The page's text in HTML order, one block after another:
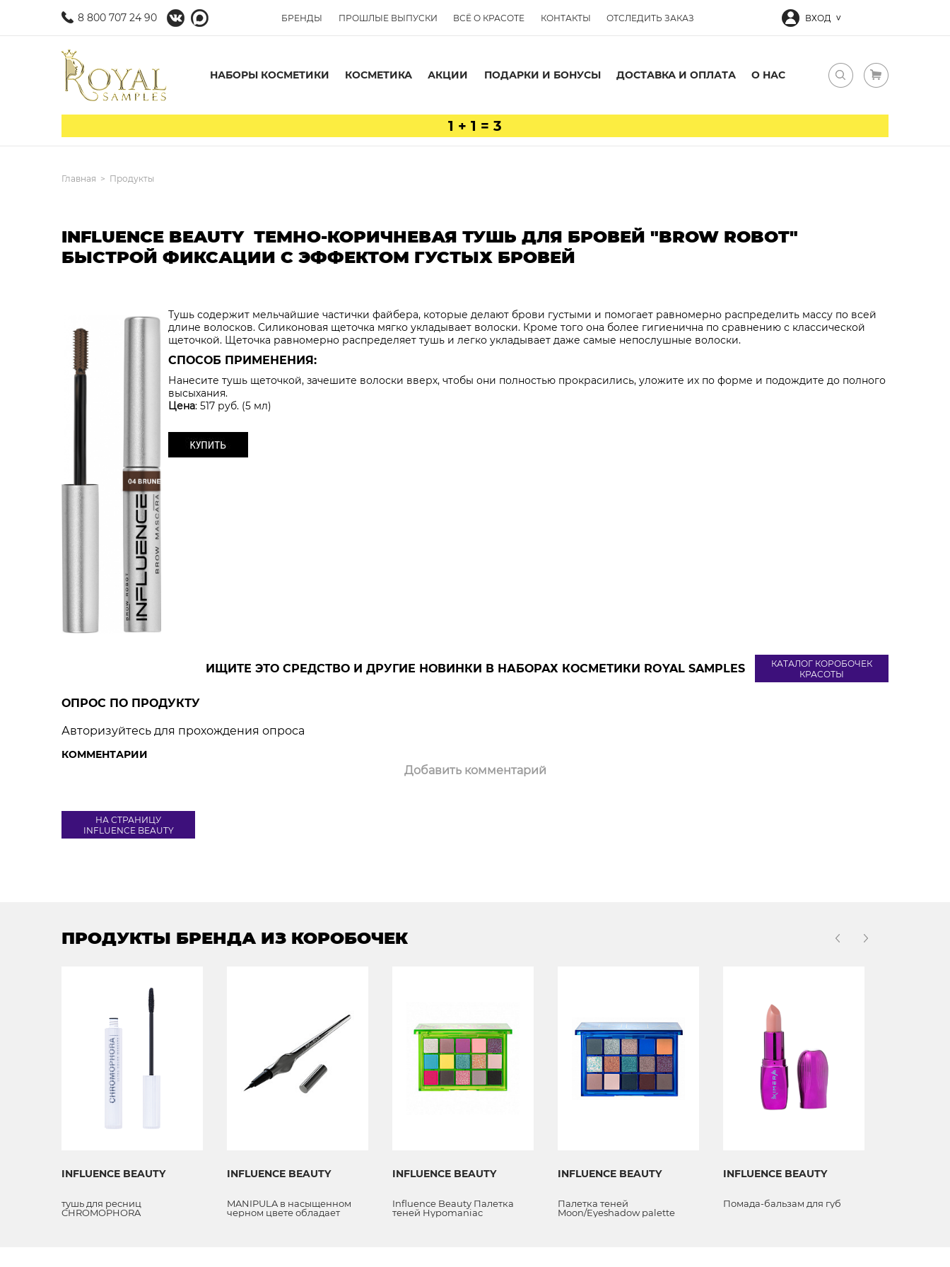
8 800 707 24 90 БРЕНДЫ ПРОШЛЫЕ ВЫПУСКИ ВСЁ О КРАСОТЕ КОНТАКТЫ ОТСЛЕДИТЬ ЗАКАЗ ВХОД
НАБОРЫ КОСМЕТИКИ КОСМЕТИКА АКЦИИ ПОДАРКИ И БОНУСЫ ДОСТАВКА И ОПЛАТА О НАС
1 + 1 = 3
Главная Продукты
INFLUENCE BEAUTY ТЕМНО-КОРИЧНЕВАЯ ТУШЬ ДЛЯ БРОВЕЙ "BROW ROBOT"
БЫСТРОЙ ФИКСАЦИИ С ЭФФЕКТОМ ГУСТЫХ БРОВЕЙ
Тушь содержит мельчайшие частички файбера, которые делают брови густыми и помогает равномерно распределить массу по всей
длине волосков. Силиконовая щеточка мягко укладывает волоски. Кроме того она более гигиенична по сравнению с классической
щеточкой. Щеточка равномерно распределяет тушь и легко укладывает даже самые непослушные волоски.
СПОСОБ ПРИМЕНЕНИЯ:
Нанесите тушь щеточкой, зачешите волоски вверх, чтобы они полностью прокрасились, уложите их по форме и подождите до полного
высыхания.
Цена: 517 руб. (5 мл)
ИЩИТЕ ЭТО СРЕДСТВО И ДРУГИЕ НОВИНКИ В НАБОРАХ КОСМЕТИКИ ROYAL SAMPLES
КАТАЛОГ КОРОБОЧЕК
КРАСОТЫ
ОПРОС ПО ПРОДУКТУ
Авторизуйтесь для прохождения опроса
КОММЕНТАРИИ
Добавить комментарий
НА СТРАНИЦУ
INFLUENCE BEAUTY
ПРОДУКТЫ БРЕНДА ИЗ КОРОБОЧЕК
INFLUENCE BEAUTY
тушь для ресниц
CHROMOPHORA
INFLUENCE BEAUTY
MANIPULA в насыщенном
черном цвете обладает
INFLUENCE BEAUTY
Influence Beauty Палетка
теней Hypomaniac
INFLUENCE BEAUTY
Палетка теней
Moon/Eyeshadow palette
INFLUENCE BEAUTY
Помада-бальзам для губ